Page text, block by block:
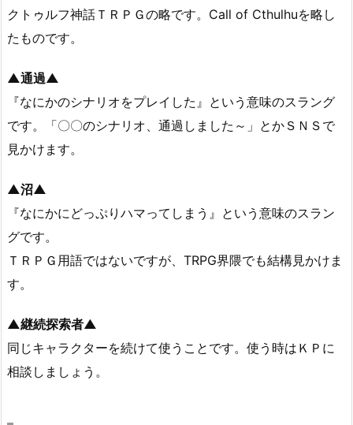
クトゥルフ神話ＴＲＰＧの略です。Call of Cthulhuを略し
たものです。
▲通過▲
『なにかのシナリオをプレイした』という意味のスラング
です。「〇〇のシナリオ、通過しました～」とかＳＮＳで
見かけます。
▲沼▲
『なにかにどっぷりハマってしまう』という意味のスラン
グです。
ＴＲＰＧ用語ではないですが、TRPG界隈でも結構見かけま
す。
▲継続探索者▲
同じキャラクターを続けて使うことです。使う時はＫＰに
相談しましょう。